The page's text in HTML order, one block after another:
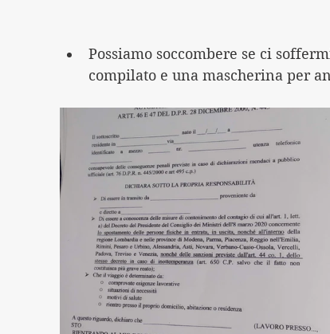
Possiamo soccombere se ci
compilato e una mascherina per